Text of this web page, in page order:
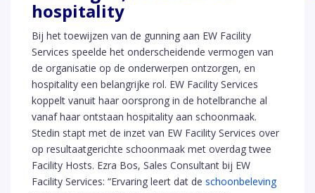
hospitality
Bij het toewijzen van de gunning aan EW Facility
Services speelde het onderscheidende vermogen van
de organisatie op de onderwerpen ontzorgen, en
hospitality een belangrijke rol. EW Facility Services
koppelt vanuit haar oorsprong in de hotelbranche al
vanaf haar ontstaan hospitality aan schoonmaak.
Stedin stapt met de inzet van EW Facility Services over
op resultaatgerichte schoonmaak met overdag twee
Facility Hosts. Ezra Bos, Sales Consultant bij EW
Facility Services: “Ervaring leert dat de schoonbeleving